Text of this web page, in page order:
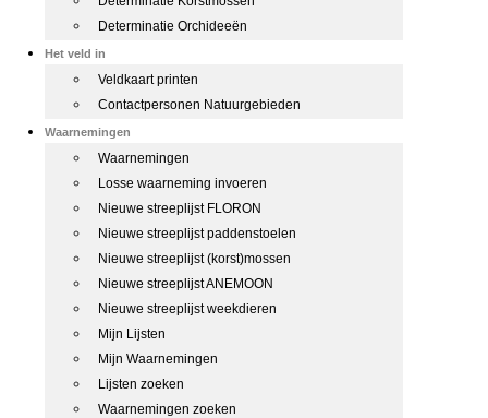
Determinatie Orchideeën
Het veld in
Veldkaart printen
Contactpersonen Natuurgebieden
Waarnemingen
Waarnemingen
Losse waarneming invoeren
Nieuwe streeplijst FLORON
Nieuwe streeplijst paddenstoelen
Nieuwe streeplijst (korst)mossen
Nieuwe streeplijst ANEMOON
Nieuwe streeplijst weekdieren
Mijn Lijsten
Mijn Waarnemingen
Lijsten zoeken
Waarnemingen zoeken